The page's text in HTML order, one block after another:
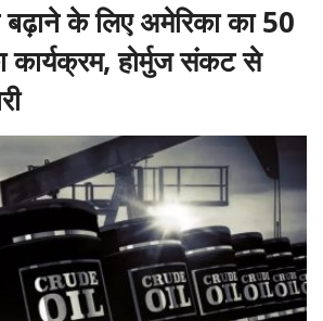
बढ़ाने के लिए अमेरिका का 50
कार्यक्रम, होर्मुज संकट से